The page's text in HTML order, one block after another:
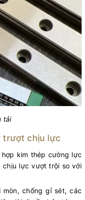
tải
trượt chịu lực
kim thép cường lực
chịu lực vượt trội so với
chống gỉ sét, các